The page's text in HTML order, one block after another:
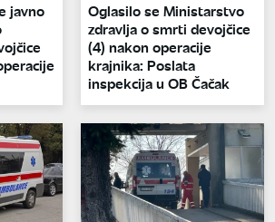
javno
Oglasilo se Ministarstvo
zdravlja o smrti devojčice
(4) nakon operacije
krajnika: Poslata
inspekcija u OB Čačak